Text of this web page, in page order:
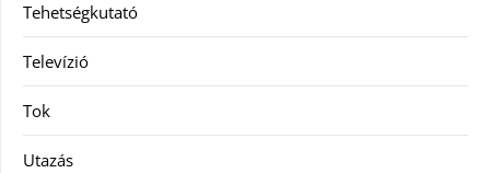
Tehetségkutató
Televízió
Tok
Utazás